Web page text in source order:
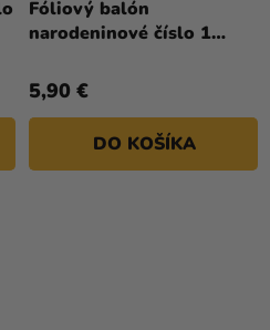
Fóliový balón
narodeninové číslo 1
5,90 €
DO KOŠÍKA